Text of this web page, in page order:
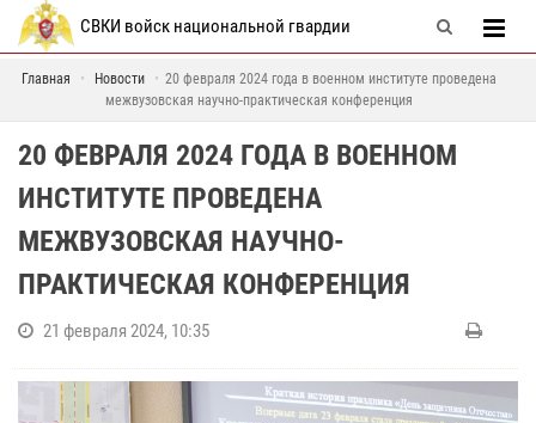
СВКИ войск национальной гвардии
Главная Новости
20 февраля 2024 года в военном институте проведена
межвузовская научно-практическая конференция
20 ФЕВРАЛЯ 2024 ГОДА В ВОЕННОМ
ИНСТИТУТЕ ПРОВЕДЕНА
МЕЖВУЗОВСКАЯ НАУЧНО-
ПРАКТИЧЕСКАЯ КОНФЕРЕНЦИЯ
21 февраля 2024, 10:35